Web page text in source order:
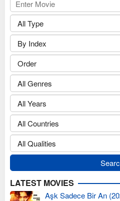
LATEST MOVIES
Aşk Sadece Bir An